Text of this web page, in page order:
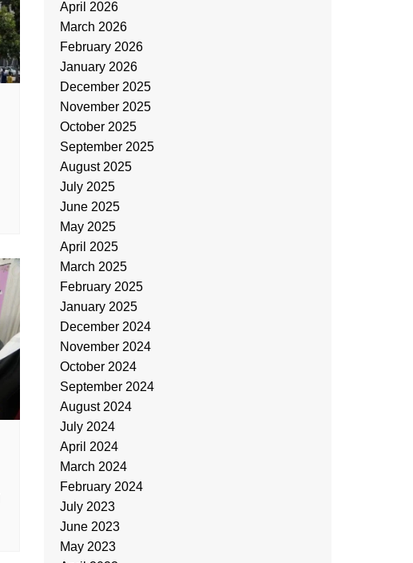
April 2026
March 2026
February 2026
January 2026
December 2025
November 2025
October 2025
September 2025
August 2025
July 2025
June 2025
May 2025
April 2025
March 2025
February 2025
January 2025
December 2024
November 2024
October 2024
September 2024
August 2024
July 2024
April 2024
March 2024
February 2024
July 2023
June 2023
May 2023